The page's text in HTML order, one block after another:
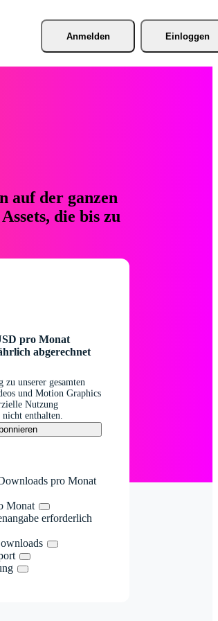
Anmelden Einloggen
auf der ganzen
die bis zu
pro Monat
abgerechnet
zu unserer gesamten
und Motion Graphics
Nutzung
enthalten.
pro Monat
Monat
erforderlich